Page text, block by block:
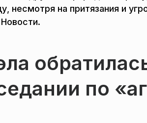
несмотря на притязания и
по